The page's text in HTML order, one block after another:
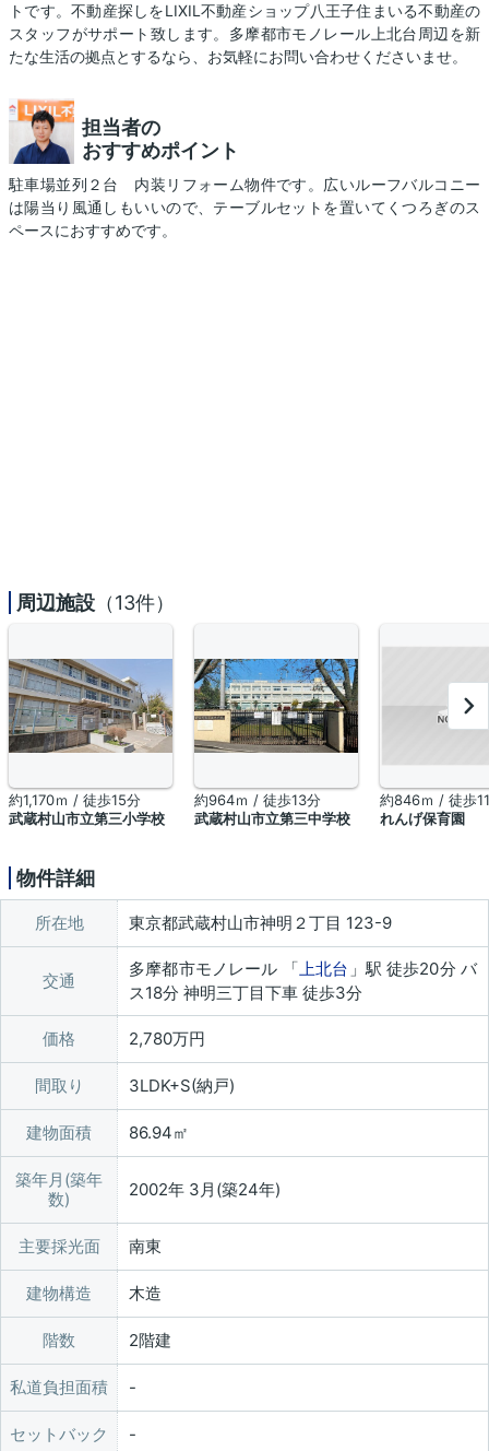
トです。不動産探しをLIXIL不動産ショップ八王子住まいる不動産の
スタッフがサポート致します。多摩都市モノレール上北台周辺を新
たな生活の拠点とするなら、お気軽にお問い合わせくださいませ。
担当者の
おすすめポイント
駐車場並列２台 内装リフォーム物件です。広いルーフバルコニー
は陽当り風通しもいいので、テーブルセットを置いてくつろぎのス
ペースにおすすめです。
周辺施設 （13件）
約1,170ｍ / 徒歩15分
武蔵村山市立第三小学校
約964ｍ / 徒歩13分
武蔵村山市立第三中学校
約846ｍ / 徒歩
れんげ保育園
物件詳細
所在地 東京都武蔵村山市神明２丁目 123-9
交通
多摩都市モノレール 「上北台 」駅 徒歩20分 バ
ス18分 神明三丁目下車 徒歩3分
価格 2,780万円
間取り 3LDK+S(納戸)
建物面積 86.94㎡
築年月(築年
数)
2002年 3月(築24年)
主要採光面 南東
建物構造 木造
階数 2階建
私道負担面積
セットバック